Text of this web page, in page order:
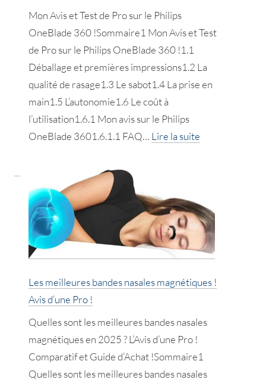
!
Mon Avis et Test de Pro sur le Philips
OneBlade 360 !Sommaire1 Mon Avis et Test
de Pro sur le Philips OneBlade 360 !1.1
Déballage et premières impressions1.2 La
qualité de rasage1.3 Le sabot1.4 La prise en
main1.5 L’autonomie1.6 Le coût à
l’utilisation1.6.1 Mon avis sur le Philips
OneBlade 3601.6.1.1 FAQ… Lire la suite
Test
de
Pro
sur
Philips
360
Les meilleures bandes nasales magnétiques !
Avis d’une Pro !
Quelles sont les meilleures bandes nasales
magnétiques en 2025 ? L’Avis d’une Pro !
Comparatif et Guide d’Achat !Sommaire1
Quelles sont les meilleures bandes nasales